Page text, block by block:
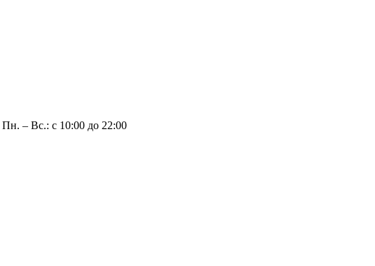
Пн. – Вс.: с 10:00 до 22:00